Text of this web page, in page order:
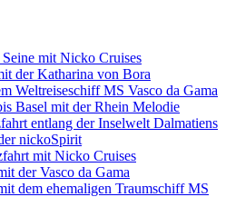
Seine mit Nicko Cruises
der Katharina von Bora
Weltreiseschiff MS Vasco da Gama
Basel mit der Rhein Melodie
entlang der Inselwelt Dalmatiens
nickoSpirit
mit Nicko Cruises
der Vasco da Gama
dem ehemaligen Traumschiff MS